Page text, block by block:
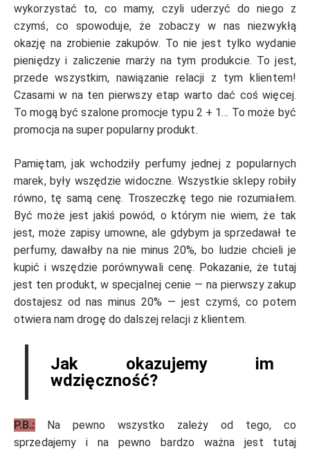
wykorzystać to, co mamy, czyli uderzyć do niego z
czymś, co spowoduje, że zobaczy w nas niezwykłą
okazję na zrobienie zakupów. To nie jest tylko wydanie
pieniędzy i zaliczenie marży na tym produkcie. To jest,
przede wszystkim, nawiązanie relacji z tym klientem!
Czasami w na ten pierwszy etap warto dać coś więcej.
To mogą być szalone promocje typu 2 + 1… To może być
promocja na super popularny produkt.
Pamiętam, jak wchodziły perfumy jednej z popularnych
marek, były wszędzie widoczne. Wszystkie sklepy robiły
równo, tę samą cenę. Troszeczkę tego nie rozumiałem.
Być może jest jakiś powód, o którym nie wiem, że tak
jest, może zapisy umowne, ale gdybym ja sprzedawał te
perfumy, dawałby na nie minus 20%, bo ludzie chcieli je
kupić i wszędzie porównywali cenę. Pokazanie, że tutaj
jest ten produkt, w specjalnej cenie — na pierwszy zakup
dostajesz od nas minus 20% — jest czymś, co potem
otwiera nam drogę do dalszej relacji z klientem.
Jak okazujemy im
wdzięczność?
P.B.: Na pewno wszystko zależy od tego, co
sprzedajemy i na pewno bardzo ważna jest tutaj